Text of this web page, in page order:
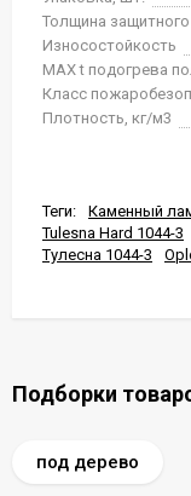
Толщина
Износостойкость
MAX t подогрева
Класс
Плотность, кг/м3
Теги:
Каменный
Tulesna Hard 1044-3
Тулесна 1044-3
Подборки
под дерево